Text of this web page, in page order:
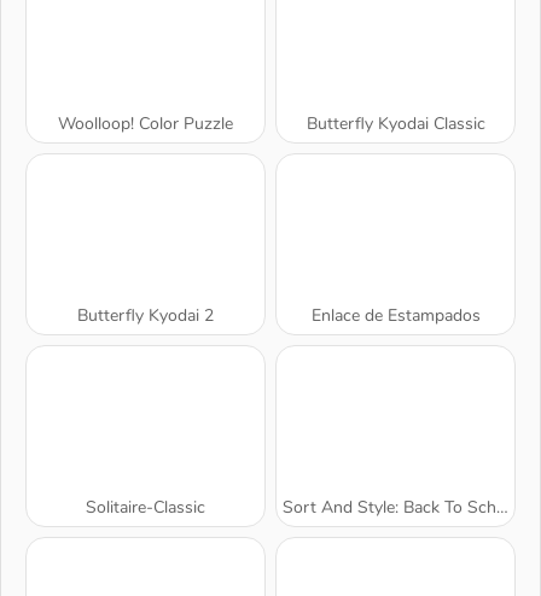
Woolloop! Color Puzzle Butterfly Kyodai Classic
Butterfly Kyodai 2 Enlace de Estampados
Solitaire-Classic Sort And Style: Back To School